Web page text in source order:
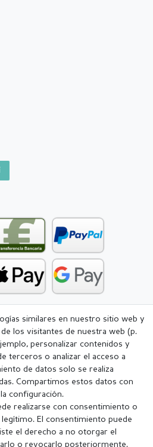
similares en nuestro sitio web y
los visitantes de nuestra web (p.
personalizar contenidos y
terceros o analizar el acceso a
de datos solo se realiza
Compartimos estos datos con
configuración.
realizarse con consentimiento o
El consentimiento puede
el derecho a no otorgar el
o revocarlo posteriormente.